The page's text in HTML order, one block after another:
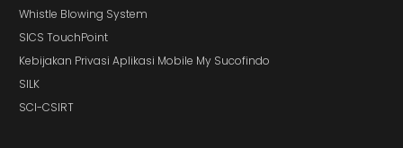
Whistle Blowing System
SICS TouchPoint
Kebijakan Privasi Aplikasi Mobile My Sucofindo
SILK
SCI-CSIRT